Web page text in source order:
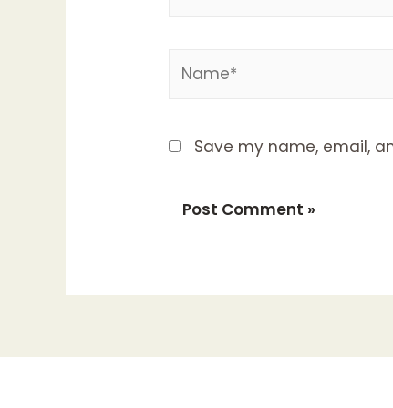
Save my name, email,